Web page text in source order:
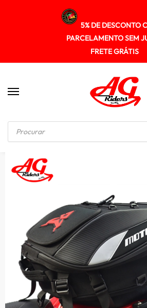
5% DE DESCONTO
PARCELAMENTO SEM
FRETE GRÁTIS
Início / MALAS / BOLSAS / ALFORGE Mochila